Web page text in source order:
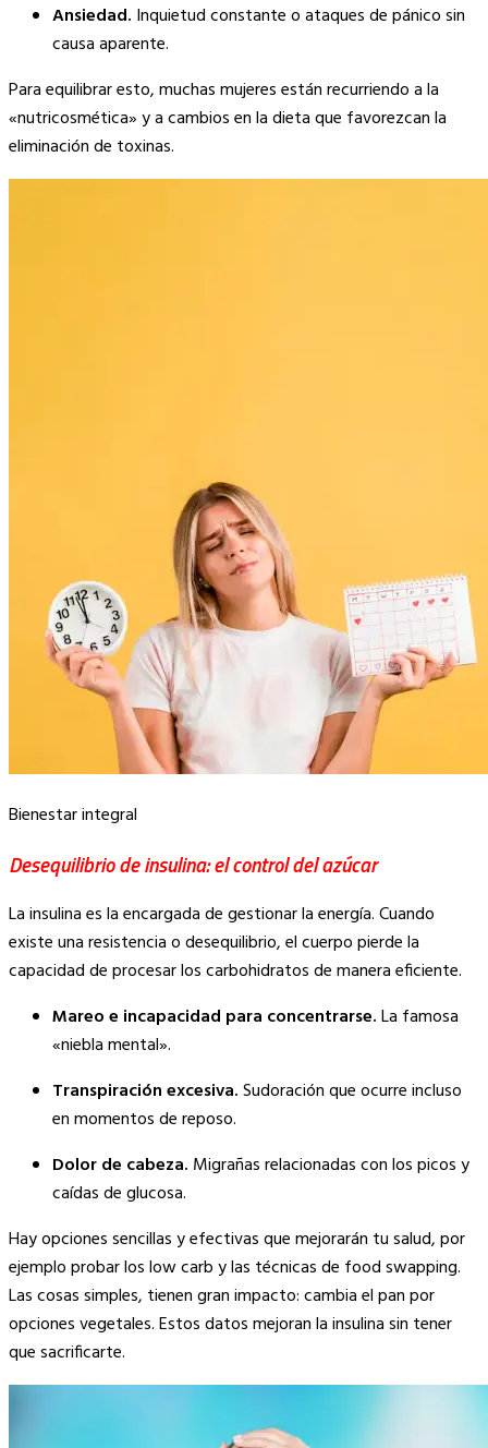
Ansiedad. Inquietud constante o ataques de pánico sin
causa aparente.
Para equilibrar esto, muchas mujeres están recurriendo a la
«nutricosmética» y a cambios en la dieta que favorezcan la
eliminación de toxinas.
Bienestar integral
Desequilibrio de insulina: el control del azúcar
La insulina es la encargada de gestionar la energía. Cuando
existe una resistencia o desequilibrio, el cuerpo pierde la
capacidad de procesar los carbohidratos de manera eficiente.
Mareo e incapacidad para concentrarse.La famosa
«niebla mental».
Transpiración excesiva.Sudoración que ocurre incluso
en momentos de reposo.
Dolor de cabeza. Migrañas relacionadas con los picos y
caídas de glucosa.
Hay opciones sencillas y efectivas que mejorarán tu salud, por
ejemplo probar los low carb y las técnicas de food swapping.
Las cosas simples, tienen gran impacto: cambia el pan por
opciones vegetales. Estos datos mejoran la insulina sin tener
que sacrificarte.